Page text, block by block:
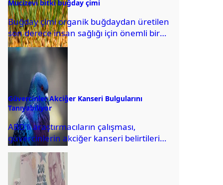
Mucizevi bitki buğday çimi
Buğday çimi organik buğdaydan üretilen
son derece insan sağlığı için önemli bir
bitkidir. A,E,C,D ,B6 vitaminleri
bakımından zengindir....
Güvercinler Akciğer Kanseri Bulgularını
Tanıyabiliyor
ABD'li araştırmacıların çalışması,
güvercinlerin akciğer kanseri belirtilerini
BT görüntülerinde ayırt edebildiğini
gösterdi.